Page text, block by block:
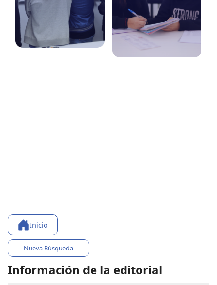
Inicio
Nueva Búsqueda
Información de la editorial